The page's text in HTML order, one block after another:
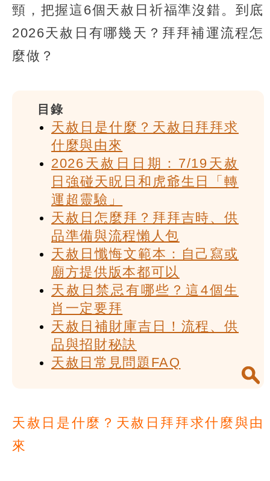
頸，把握這6個天赦日祈福準沒錯。到底
2026天赦日有哪幾天？拜拜補運流程怎
麼做？
目錄
天赦日是什麼？天赦日拜拜求
什麼與由來
2026天赦日日期：7/19天赦
日強碰天眖日和虎爺生日「轉
運超靈驗」
天赦日怎麼拜？拜拜吉時、供
品準備與流程懶人包
天赦日懺悔文範本：自己寫或
廟方提供版本都可以
天赦日禁忌有哪些？這4個生
肖一定要拜
天赦日補財庫吉日！流程、供
品與招財秘訣
天赦日常見問題FAQ
天赦日是什麼？天赦日拜拜求什麼與由
來